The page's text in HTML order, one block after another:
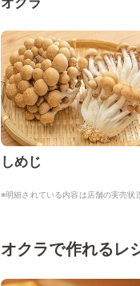
しめじ
※明細されている内容は店舗の実売状
オクラで作れるレ